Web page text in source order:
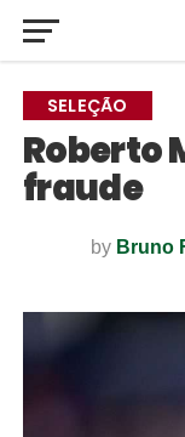
SELEÇÃO
Roberto
fraude
by Bruno